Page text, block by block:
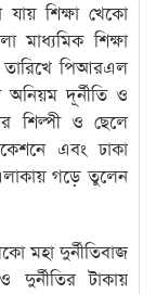
শিক্ষা খেকো
মাধ্যমিক শিক্ষা
পিআরএল
অনিয়ম দূর্নীতি ও
শিল্পী ও ছেলে
এবং ঢাকা
গড়ে তুলেন
মহা দুর্নীতিবাজ
টাকায়